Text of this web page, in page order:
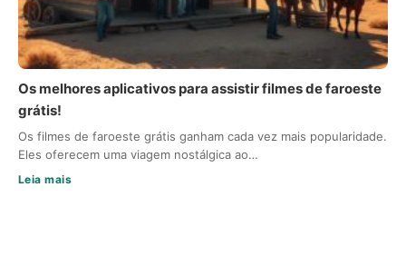
Os melhores aplicativos para assistir filmes de faroeste
grátis!
Os filmes de faroeste grátis ganham cada vez mais popularidade.
Eles oferecem uma viagem nostálgica ao…
Leia mais